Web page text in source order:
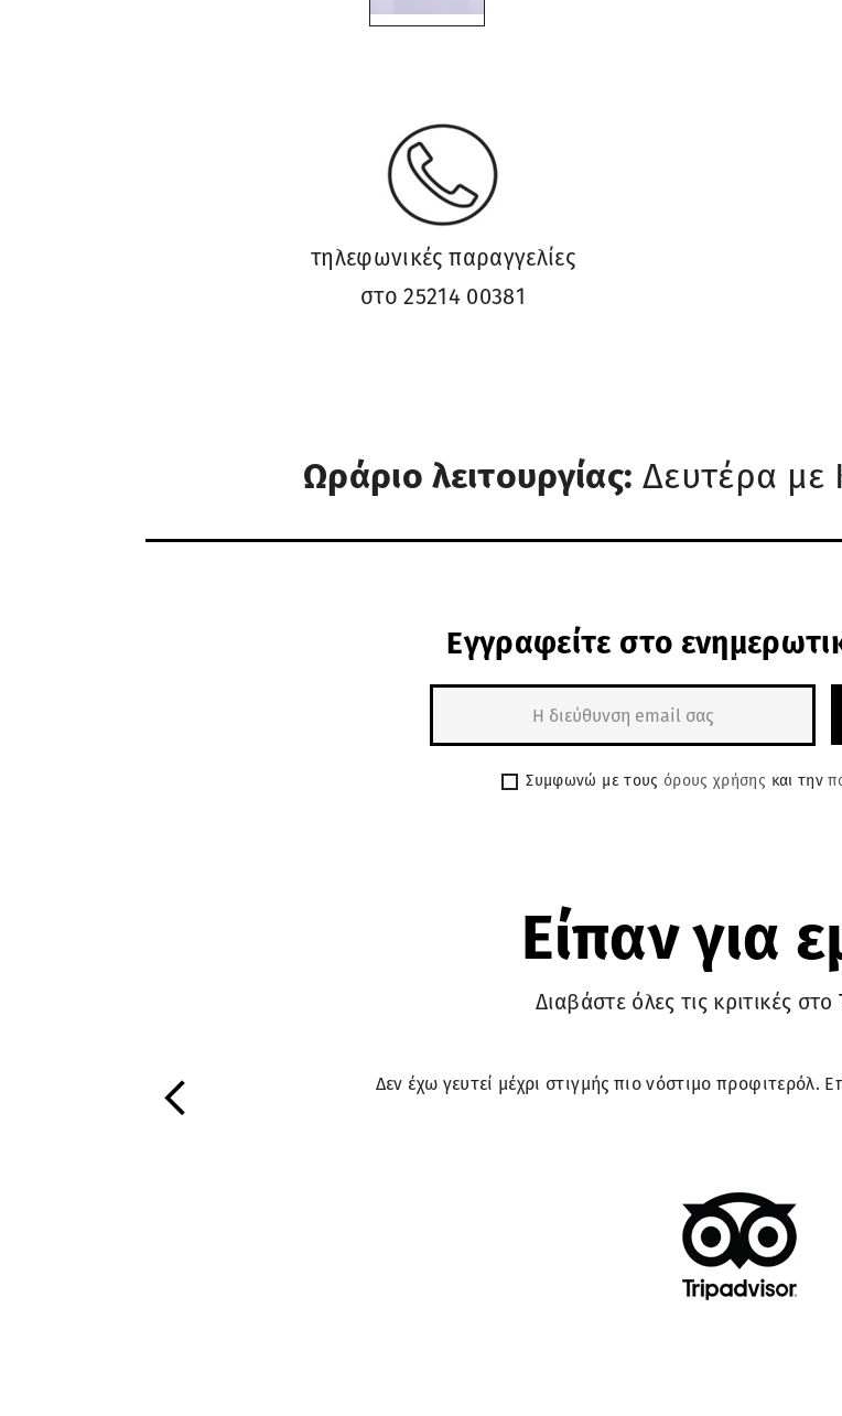
τηλεφωνικές παραγγελίες
στο 25214 00381
Ωράριο λειτουργίας: Δευτέρα με
Εγγραφείτε στο
Συμφωνώ με τους όρους χρήσης και την
Είπαν για
Διαβάστε όλες τις κριτικές στο
Δεν έχω γευτεί μέχρι στιγμής πιο νόστιμο προφιτερόλ.